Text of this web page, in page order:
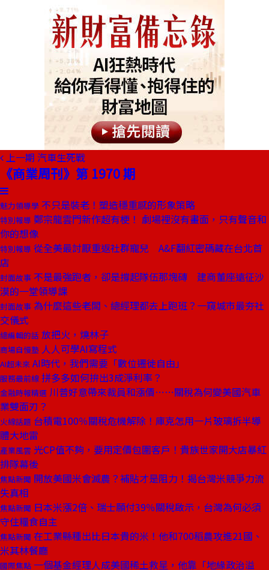
上一期 汽車生死戰
《商業周刊》第 1970 期
魅力領導學 不只是裝老！塑造穩重感的形象策略
特別報導 鄭宗龍雲門新作超有梗！ 劇場裡沒有畫面，只有聲音和
你的想像
特別報導 從全美最討厭重返社群寵兒 A&F翻紅密碼藏在台北首
店
封面故事 不是最強跑者，卻是撐起隊伍那塊磚 建商董座遠征沙
漠的一堂領導課
封面故事 為什麼這些老闆、總經理都去上跑班？一窺城市最夯社
交儀式
總編輯的話 放把火，燒林子
商場自慢塾 人人可學AI寫程式
AI超未來 AI時代，我們需要「數位遷徙自由」
服務最前線 拼多多如何拚出3成淨利率？
金融時報精選 川普好意帶來裁員和漲價⋯⋯關稅為何變美國汽車
業雙面刃？
火線話題 台積電100％關稅危機解除！庫克怎用一片玻璃拆半導
體大地雷
產業風雲 光CP值不夠，要用定價包圍客戶！貴族世家開大店暴紅
排隊幕後
焦點新聞 開放美國米會滅農？補貼才是阻力！揭台灣米競爭力流
失真相
焦點新聞 日本米漲2倍、瑞士願付39％關稅啟示，台灣為何必須
守住糧食自主
焦點新聞 在工業縣種出比日本貴的米！他和700稻農攻進21國、
米其林餐廳
國際焦點 一個基金經理人成美國稀土救星，他靠「地緣政治溢